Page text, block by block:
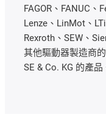
FAGOR、FANUC、
Lenze、LinMot、
Rexroth、SEW、
其他驅動器製造商
SE & Co. KG 的產品